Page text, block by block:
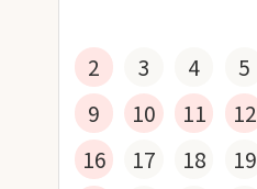
2
3 4 5
9
10 11 12
16
17 18 19